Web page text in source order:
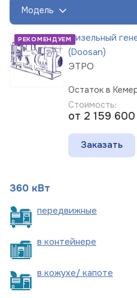
Модель
РЕКОМЕНДУЕМДизельный
(Doosan)
ЭТРО
Остаток в
Стоимость:
от 2 159 600
Заказать
360 кВт
передвижные
в контейнере
в кожухе/ капоте